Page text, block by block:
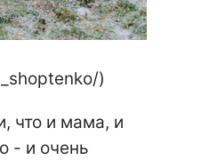
)
что и мама, и
- и очень